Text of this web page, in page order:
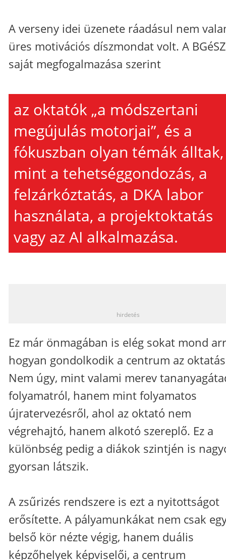
A verseny idei üzenete ráadásul nem
üres motivációs díszmondat volt. A
saját megfogalmazása szerint
az oktatók „a módszertani
megújulás motorjai”, és a
fókuszban olyan témák álltak,
mint a tehetséggondozás, a
felzárkóztatás, a DKA labor
használata, a projektoktatás
vagy az AI alkalmazása.
hirdetés
Ez már önmagában is elég sokat mond
hogyan gondolkodik a centrum az
Nem úgy, mint valami merev
folyamatról, hanem mint folyamatos
újratervezésről, ahol az oktató nem
végrehajtó, hanem alkotó szereplő. Ez a
különbség pedig a diákok szintjén is
gyorsan látszik.
A zsűrizés rendszere is ezt a nyitottságot
erősítette. A pályamunkákat nem csak
belső kör nézte végig, hanem duális
képzőhelyek képviselői, a centrum